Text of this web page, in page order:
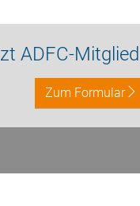
ADFC-
Zum Formular